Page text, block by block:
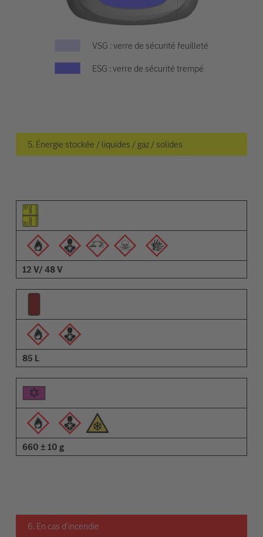
VSG : verre de sécurité feuilleté
ESG : verre de sécurité trempé
5. Énergie stockée / liquides / gaz / solides
Pictogramme de l'élément
Pictogrammes des avertissements
Description
12 V/ 48 V
85 L
660 ± 10 g
6. En cas d'incendie